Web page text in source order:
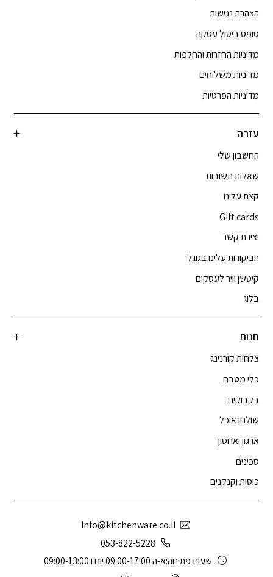
הצהרת נגישות
טופס ביטול עסקה
מדיניות החזרות והחלפות
מדיניות משלוחים
מדיניות הפרטיות
עזרה
החשבון שלי
שאלות תשובות
קצת עלינו
Gift cards
יצירת קשר
הביקורות עלינו בגוגל
קיטשן וויר לעסקים
בלוג
חנות
צלחות קורנינג
כלי מטבח
בקבוקים
שולחן אוכל
ארגון ואחסון
סכינים
כוסות וקנקנים
Info@kitchenware.co.il
053-822-5228
שעות פתיחה:א-ה 09:00-17:00 יום ו 09:00-13:00